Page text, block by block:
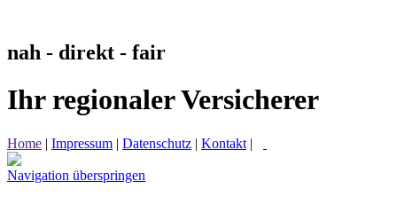
nah - direkt - fair
Ihr regionaler Versicherer
Home | Impressum | Datenschutz | Kontakt |
Navigation überspringen